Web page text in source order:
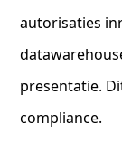
autorisaties
presentatie.
compliance.